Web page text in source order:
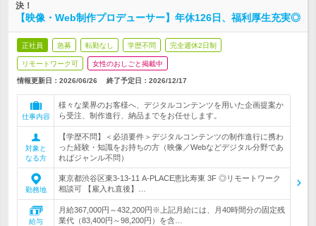
決！
【映像・Web制作プロデューサー】年休126日、福利厚生充実◎
正社員 急募 転勤なし 学歴不問 完全週休2日制
リモートワーク可 女性のおしごと掲載中
情報更新日：2026/06/26 終了予定日： 2026/12/17
仕事内容
様々な業界のお客様へ、デジタルコンテンツを用いた企画提案か
ら受注、制作進行、納品までをお任せします。
対象と
なる方
【学歴不問】＜必須要件＞デジタルコンテンツの制作進行に携わ
った経験・知識をお持ちの方（映像／Webなどデジタル分野であ
ればジャンル不問）
勤務地
東京都渋谷区東3-13-11 A-PLACE恵比寿東 3F ◎リモートワーク
相談可 【雇入れ直後】…
給与
月給367,000円～432,200円※上記月給には、月40時間分の固定残
業代（83,400円～98,200円）を含…